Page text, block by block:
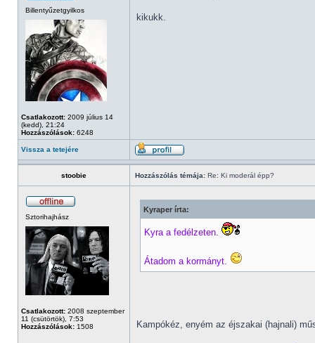
Billentyűzetgyilkos
Csatlakozott: 2009 július 14
(kedd), 21:24
Hozzászólások: 6248
kikukk.
Vissza a tetejére
stoobie Hozzászólás témája: Re: Ki moderál épp?
Sztorihajhász
Csatlakozott: 2008 szeptember
11 (csütörtök), 7:53
Hozzászólások: 1508
Kyraper írta:
Kyra a fedélzeten.
Átadom a kormányt.
Kampókéz, enyém az éjszakai (hajnali)